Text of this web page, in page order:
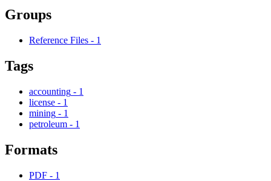
Groups
Reference Files - 1
Tags
accounting - 1
license - 1
mining - 1
petroleum - 1
Formats
PDF - 1